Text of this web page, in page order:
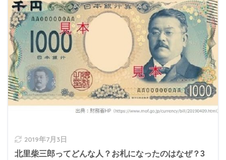
2019年7月3日
北里柴三郎ってどんな人？お札になったのはなぜ？3